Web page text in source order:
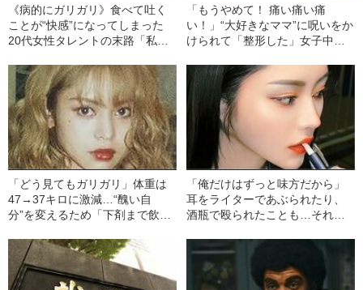
《病的にガリガリ》食べて吐く
ことが“快感”になってしまった
20代女性タレントの末路「私の
壊れていった」
「もうやめて！ 痛い痛い痛
い！」“大好きなママ”に呪いをか
けられて「整形した」女子中学
「どう見てもガリガリ」体重は
47→37キロに激減…“醜い自
分”を変えるため「下剤まで飲ん
「俺だけはずっと味方だから」
耳をライターであぶられたり、
酒瓶で殴られたことも…それで